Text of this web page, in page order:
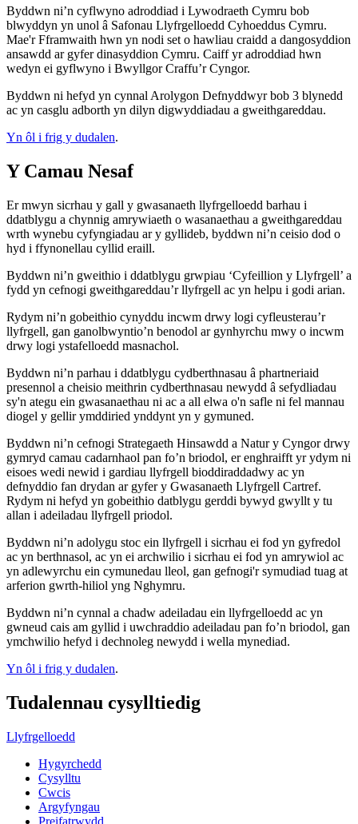
Byddwn ni’n cyflwyno adroddiad i Lywodraeth Cymru bob
blwyddyn yn unol â Safonau Llyfrgelloedd Cyhoeddus Cymru.
Mae'r Fframwaith hwn yn nodi set o hawliau craidd a dangosyddion
ansawdd ar gyfer dinasyddion Cymru. Caiff yr adroddiad hwn
wedyn ei gyflwyno i Bwyllgor Craffu’r Cyngor.
Byddwn ni hefyd yn cynnal Arolygon Defnyddwyr bob 3 blynedd
ac yn casglu adborth yn dilyn digwyddiadau a gweithgareddau.
Yn ôl i frig y dudalen.
Y Camau Nesaf
Er mwyn sicrhau y gall y gwasanaeth llyfrgelloedd barhau i
ddatblygu a chynnig amrywiaeth o wasanaethau a gweithgareddau
wrth wynebu cyfyngiadau ar y gyllideb, byddwn ni’n ceisio dod o
hyd i ffynonellau cyllid eraill.
Byddwn ni’n gweithio i ddatblygu grwpiau ‘Cyfeillion y Llyfrgell’ a
fydd yn cefnogi gweithgareddau’r llyfrgell ac yn helpu i godi arian.
Rydym ni’n gobeithio cynyddu incwm drwy logi cyfleusterau’r
llyfrgell, gan ganolbwyntio’n benodol ar gynhyrchu mwy o incwm
drwy logi ystafelloedd masnachol.
Byddwn ni’n parhau i ddatblygu cydberthnasau â phartneriaid
presennol a cheisio meithrin cydberthnasau newydd â sefydliadau
sy'n ategu ein gwasanaethau ni ac a all elwa o'n safle ni fel mannau
diogel y gellir ymddiried ynddynt yn y gymuned.
Byddwn ni’n cefnogi Strategaeth Hinsawdd a Natur y Cyngor drwy
gymryd camau cadarnhaol pan fo’n briodol, er enghraifft yr ydym ni
eisoes wedi newid i gardiau llyfrgell bioddiraddadwy ac yn
defnyddio fan drydan ar gyfer y Gwasanaeth Llyfrgell Cartref.
Rydym ni hefyd yn gobeithio datblygu gerddi bywyd gwyllt y tu
allan i adeiladau llyfrgell priodol.
Byddwn ni’n adolygu stoc ein llyfrgell i sicrhau ei fod yn gyfredol
ac yn berthnasol, ac yn ei archwilio i sicrhau ei fod yn amrywiol ac
yn adlewyrchu ein cymunedau lleol, gan gefnogi'r symudiad tuag at
arferion gwrth-hiliol yng Nghymru.
Byddwn ni’n cynnal a chadw adeiladau ein llyfrgelloedd ac yn
gwneud cais am gyllid i uwchraddio adeiladau pan fo’n briodol, gan
ymchwilio hefyd i dechnoleg newydd i wella mynediad.
Yn ôl i frig y dudalen.
Tudalennau cysylltiedig
Llyfrgelloedd
Hygyrchedd
Cysylltu
Cwcis
Argyfyngau
Preifatrwydd